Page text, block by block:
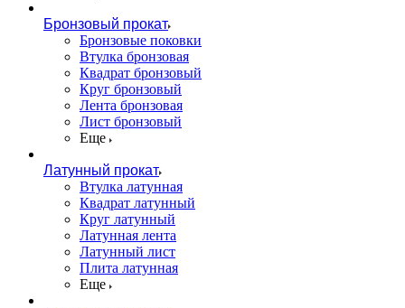
Бронзовый прокат
Бронзовые поковки
Втулка бронзовая
Квадрат бронзовый
Круг бронзовый
Лента бронзовая
Лист бронзовый
Еще
Латунный прокат
Втулка латунная
Квадрат латунный
Круг латунный
Латунная лента
Латунный лист
Плита латунная
Еще